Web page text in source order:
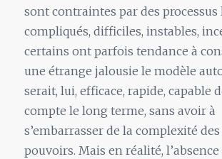
sont contraintes par des processus
compliqués, difficiles, instables,
certains ont parfois tendance à
une étrange jalousie le modèle
serait, lui, efficace, rapide, capable
compte le long terme, sans avoir à
s’embarrasser de la complexité
pouvoirs. Mais en réalité, l’absence